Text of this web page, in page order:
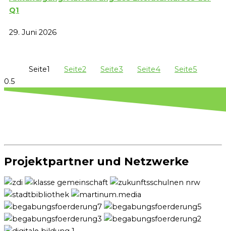
Q1
29. Juni 2026
Seite1 Seite2 Seite3 Seite4 Seite5
Projektpartner und Netzwerke